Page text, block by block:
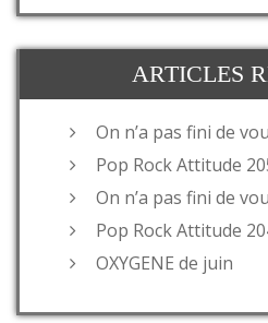
ARTICLES
On n’a pas fini de
Pop Rock Attitude
On n’a pas fini de
Pop Rock Attitude
OXYGENE de juin